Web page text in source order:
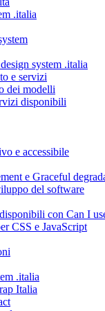
.italia
system .italia
e servizi
dei modelli
disponibili
e accessibile
e Graceful
del software
con Can I
CSS e JavaScript
.italia
Italia